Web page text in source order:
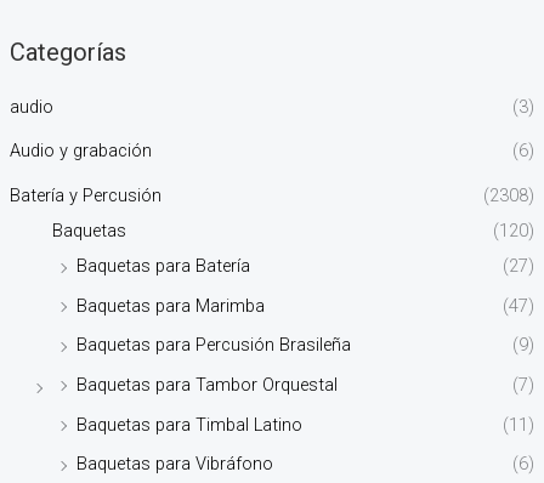
Categorías
audio (3)
Audio y grabación (6)
Batería y Percusión
(2308)
Baquetas
(120)
Baquetas para Batería
(27)
Baquetas para Marimba
(47)
Baquetas para Percusión Brasileña
(9)
Baquetas para Tambor Orquestal
(7)
Baquetas para Timbal Latino
(11)
Baquetas para Vibráfono
(6)